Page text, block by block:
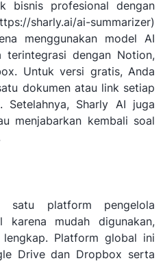
bisnis profesional dengan
sharly.ai/ai-summarizer)
menggunakan model AI
dengan Notion,
Untuk versi gratis, Anda
dokumen atau link setiap
Setelahnya, Sharly AI juga
menjabarkan kembali soal
satu platform pengelola
karena mudah digunakan,
Platform global ini
Drive dan Dropbox serta